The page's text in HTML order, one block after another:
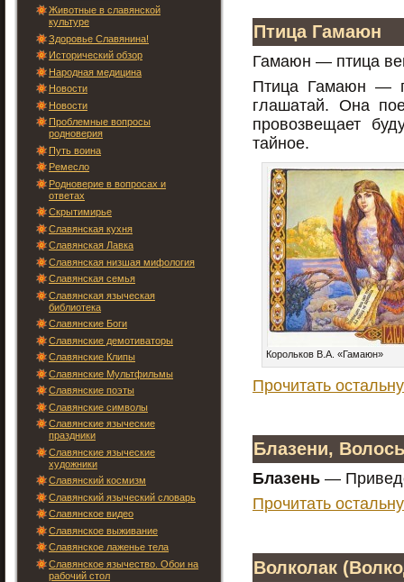
Животные в славянской
культуре
Здоровье Славянина!
Исторический обзор
Народная медицина
Новости
Новости
Проблемные вопросы
родноверия
Путь воина
Ремесло
Родноверие в вопросах и
ответах
Скрытимирье
Славянская кухня
Славянская Лавка
Славянская низшая мифология
Славянская семья
Славянская языческая
библиотека
Славянские Боги
Славянские демотиваторы
Славянские Клипы
Славянские Мультфильмы
Славянские поэты
Славянские символы
Славянские языческие
праздники
Славянские языческие
художники
Славянский космизм
Славянский языческий словарь
Славянское видео
Славянское выживание
Славянское лаженье тела
Славянское язычество. Обои на
рабочий стол
Птица Гамаюн
Гамаюн — птица
Птица Гамаюн —
глашатай. Она
провозвещает
тайное.
Корольков В.А. «Гамаюн»
Прочитать
Блазени,
Блазень —
Прочитать
Волколак